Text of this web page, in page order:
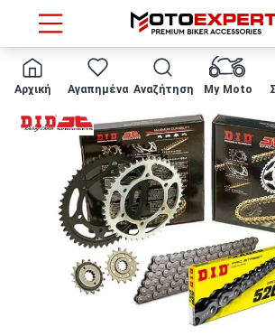
Αρχική Αγαπημένα Αναζήτηση My Moto
HOME Κατασκευαστής D.I.D - JT ΣΕΤ